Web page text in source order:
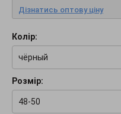
Дізнатись оптову ціну
Колір:
чёрный
Розмір:
48-50